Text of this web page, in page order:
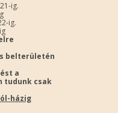
ig.
belterületén
a
tudunk csak
házig